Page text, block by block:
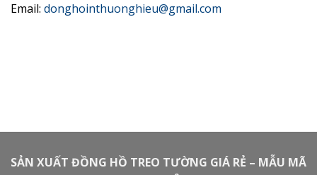
Email: donghointhuonghieu@gmail.com
SẢN XUẤT ĐỒNG HỒ TREO TƯỜNG GIÁ RẺ – MẪU MÃ